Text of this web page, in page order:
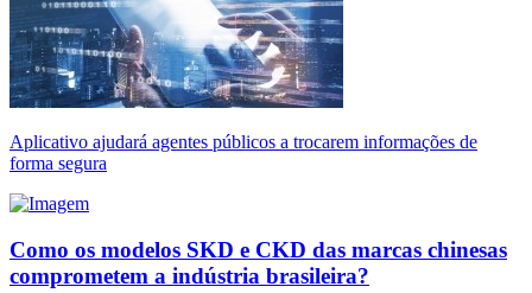
Aplicativo ajudará agentes públicos a trocarem informações de
forma segura
Como os modelos SKD e CKD das marcas chinesas
comprometem a indústria brasileira?